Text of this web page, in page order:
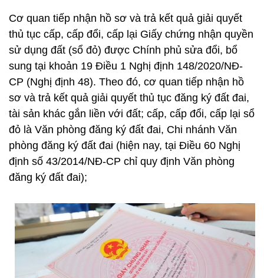
Cơ quan tiếp nhận hồ sơ và trả kết quả giải quyết
thủ tục cấp, cấp đổi, cấp lại Giấy chứng nhận quyền
sử dụng đất (sổ đỏ) được Chính phủ sửa đổi, bổ
sung tại khoản 19 Điều 1 Nghị định 148/2020/NĐ-
CP (Nghị định 48). Theo đó, cơ quan tiếp nhận hồ
sơ và trả kết quả giải quyết thủ tục đăng ký đất đai,
tài sản khác gắn liền với đất; cấp, cấp đổi, cấp lại sổ
đỏ là Văn phòng đăng ký đất đai, Chi nhánh Văn
phòng đăng ký đất đai (hiện nay, tại Điều 60 Nghị
định số 43/2014/NĐ-CP chỉ quy định Văn phòng
đăng ký đất đai);